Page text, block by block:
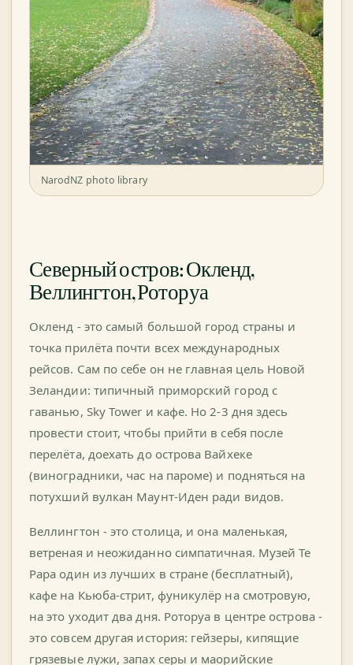
NarodNZ photo library
Северный остров: Окленд,
Веллингтон, Роторуа
Окленд - это самый большой город страны и
точка прилёта почти всех международных
рейсов. Сам по себе он не главная цель Новой
Зеландии: типичный приморский город с
гаванью, Sky Tower и кафе. Но 2-3 дня здесь
провести стоит, чтобы прийти в себя после
перелёта, доехать до острова Вайхеке
(виноградники, час на пароме) и подняться на
потухший вулкан Маунт-Иден ради видов.
Веллингтон - это столица, и она маленькая,
ветреная и неожиданно симпатичная. Музей Te
Papa один из лучших в стране (бесплатный),
кафе на Кьюба-стрит, фуникулёр на смотровую,
на это уходит два дня. Роторуа в центре острова -
это совсем другая история: гейзеры, кипящие
грязевые лужи, запах серы и маорийские